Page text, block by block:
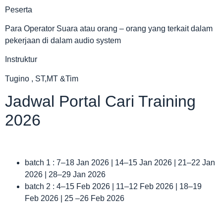
Peserta
Para Operator Suara atau orang – orang yang terkait dalam
pekerjaan di dalam audio system
Instruktur
Tugino , ST,MT &Tim
Jadwal Portal Cari Training
2026
batch 1 : 7–18 Jan 2026 | 14–15 Jan 2026 | 21–22 Jan
2026 | 28–29 Jan 2026
batch 2 : 4–15 Feb 2026 | 11–12 Feb 2026 | 18–19
Feb 2026 | 25 –26 Feb 2026